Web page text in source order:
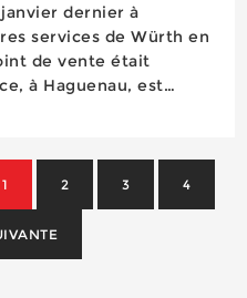
janvier dernier à
services de Würth en
de vente était
à Haguenau, est
1 2 3 4